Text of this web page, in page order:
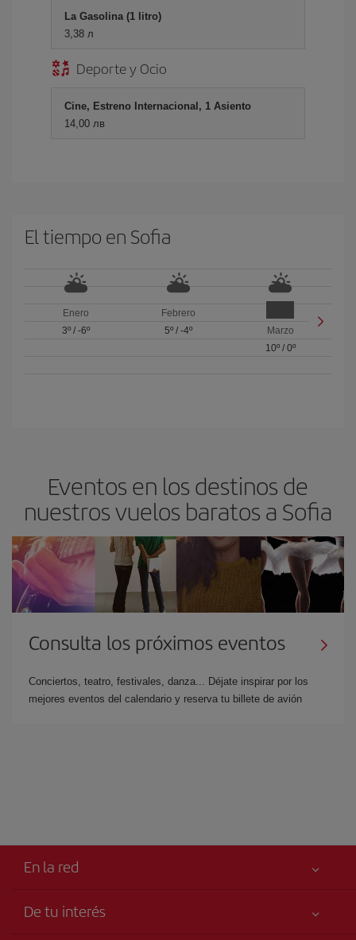
La Gasolina (1 litro)
3,38 л
Deporte y Ocio
Cine, Estreno Internacional, 1 Asiento
14,00 лв
El tiempo en Sofia
Enero
3º/ -6º
Febrero
5º/ -4º
Marzo
10º/ 0º
Eventos en los destinos de
nuestros vuelos baratos a Sofia
Consulta los próximos eventos
Conciertos, teatro, festivales, danza... Déjate inspirar por los
mejores eventos del calendario y reserva tu billete de avión
En la red
De tu interés